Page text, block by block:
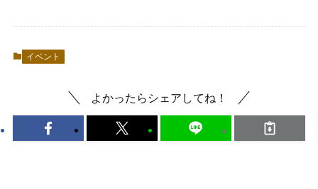
イベント
よかったらシェアしてね！